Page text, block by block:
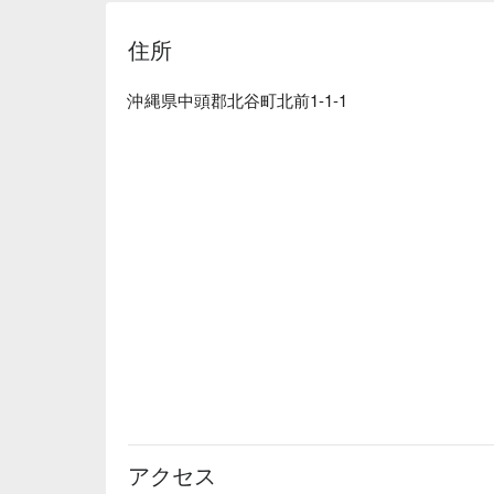
明してくださいました〜😋 お肉愛が感じられます
住所
沖縄県中頭郡北谷町北前1-1-1
アクセス